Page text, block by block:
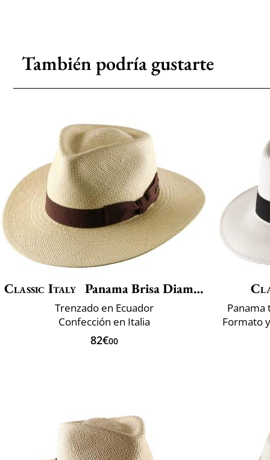
También podría gustarte
Classic Italy Panama Brisa Diamond
Trenzado en Ecuador
Confección en Italia
82€00
Panama
Formato